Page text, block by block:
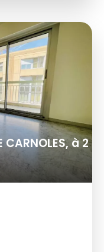
CARNOLES, à 2